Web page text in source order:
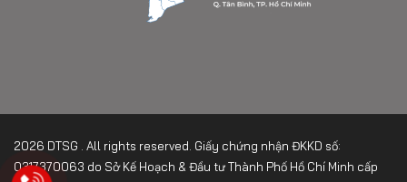
2026 DTSG . All rights reserved. Giấy chứng nhận ĐKKD số:
0317370063 do Sở Kế Hoạch & Đầu tư Thành Phố Hồ Chí Minh cấp